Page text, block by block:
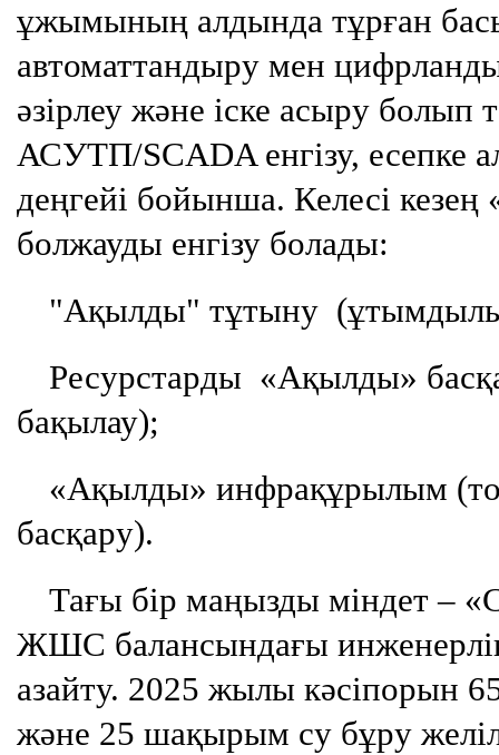
ұжымының алдында тұрған
автоматтандыру мен
әзірлеу және іске асыру
АСУТП/SCADA енгізу, есепке
деңгейі бойынша. Келесі
болжауды енгізу болады:
"Ақылды" тұтыну
Ресурстарды «Ақылды»
бақылау);
«Ақылды» инфрақұрылым
басқару).
Тағы бір маңызды міндет –
ЖШС балансындағы
азайту. 2025 жылы кәсіпорын
және 25 шақырым су бұру